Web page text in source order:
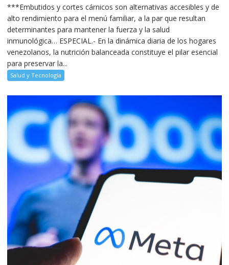
***Embutidos y cortes cárnicos son alternativas accesibles y de
alto rendimiento para el menú familiar, a la par que resultan
determinantes para mantener la fuerza y la salud
inmunológica… ESPECIAL.- En la dinámica diaria de los hogares
venezolanos, la nutrición balanceada constituye el pilar esencial
para preservar la...
Salud y Tecnología